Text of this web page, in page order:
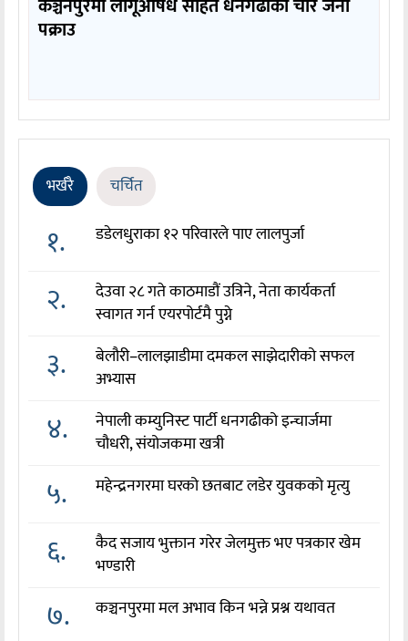
कञ्चनपुरमा लागूऔषध सहित धनगढीका चार जना
पक्राउ
भर्खरै चर्चित
१. डडेलधुराका १२ परिवारले पाए लालपुर्जा
२.
देउवा २८ गते काठमाडौं उत्रिने, नेता कार्यकर्ता
स्वागत गर्न एयरपोर्टमै पुग्ने
३.
बेलौरी–लालझाडीमा दमकल साझेदारीको सफल
अभ्यास
४.
नेपाली कम्युनिस्ट पार्टी धनगढीको इन्चार्जमा
चौधरी, संयोजकमा खत्री
५. महेन्द्रनगरमा घरको छतबाट लडेर युवकको मृत्यु
६.
कैद सजाय भुक्तान गरेर जेलमुक्त भए पत्रकार खेम
भण्डारी
७. कञ्चनपुरमा मल अभाव किन भन्ने प्रश्न यथावत